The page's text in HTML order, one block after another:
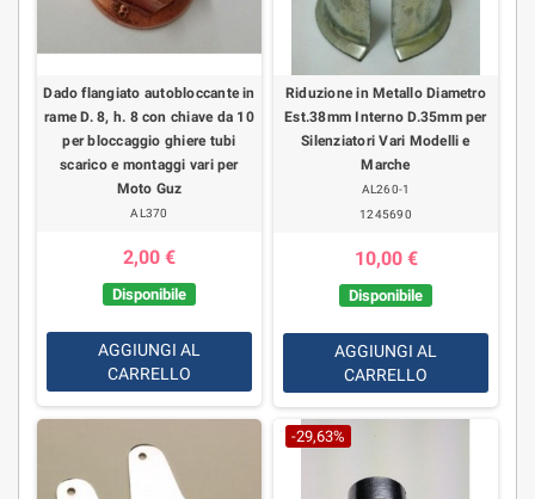
Dado flangiato autobloccante in
rame D. 8, h. 8 con chiave da 10
per bloccaggio ghiere tubi
scarico e montaggi vari per
Moto Guz
AL370
2,00 €
Disponibile
AGGIUNGI AL
CARRELLO
Riduzione in Metallo Diametro
Est.38mm Interno D.35mm per
Silenziatori Vari Modelli e
Marche
AL260-1
1245690
10,00 €
Disponibile
AGGIUNGI AL
CARRELLO
-29,63%